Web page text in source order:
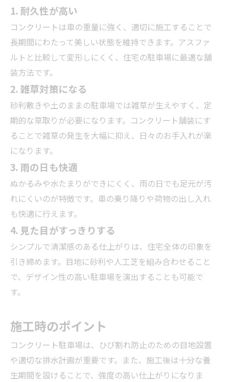
1. 耐久性が高い
コンクリートは車の重量に強く、適切に施工することで
長期間にわたって美しい状態を維持できます。アスファ
ルトと比較して変形しにくく、住宅の駐車場に最適な舗
装方法です。
2. 雑草対策になる
砂利敷きや土のままの駐車場では雑草が生えやすく、定
期的な草取りが必要になります。コンクリート舗装にす
ることで雑草の発生を大幅に抑え、日々のお手入れが楽
になります。
3. 雨の日も快適
ぬかるみや水たまりができにくく、雨の日でも足元が汚
れにくいのが特徴です。車の乗り降りや荷物の出し入れ
も快適に行えます。
4. 見た目がすっきりする
シンプルで清潔感のある仕上がりは、住宅全体の印象を
引き締めます。目地に砂利や人工芝を組み合わせること
で、デザイン性の高い駐車場を演出することも可能で
す。
施工時のポイント
コンクリート駐車場は、ひび割れ防止のための目地設置
や適切な排水計画が重要です。また、施工後は十分な養
生期間を設けることで、強度の高い仕上がりになりま